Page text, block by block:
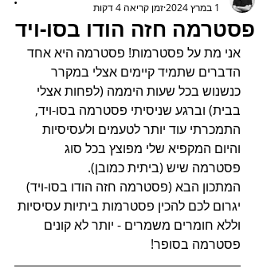
פסטרמה חזה הודו בסו-ויד
1 במרץ 2024
זמן קריאה 4 דקות
אני מת על פסטרמות! פסטרמה היא אחד
הדברים שתמיד קיימים אצלי במקרר
כנשנוש בכל שעות היממה (לפחות אצלי
בבית) וברגע שניסיתי פסטרמה בסו-ויד,
התמכרתי עוד יותר לטעמים ולעסיסיות
והיום המקפיא שלי מפוצץ בכל סוג
פסטרמה שיש (ביתית כמובן).
המתכון הבא (פסטרמה חזה הודו בסו-ויד)
יגרום לכם להכין פסטרמות ביתיות עסיסיות
וללא חומרים משמרים - יותר לא קונים
פסטרמה בסופר!